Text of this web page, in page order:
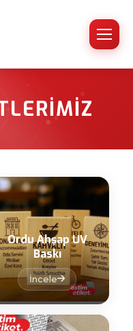
Ordu Ahşap UV
Baskı
İncele